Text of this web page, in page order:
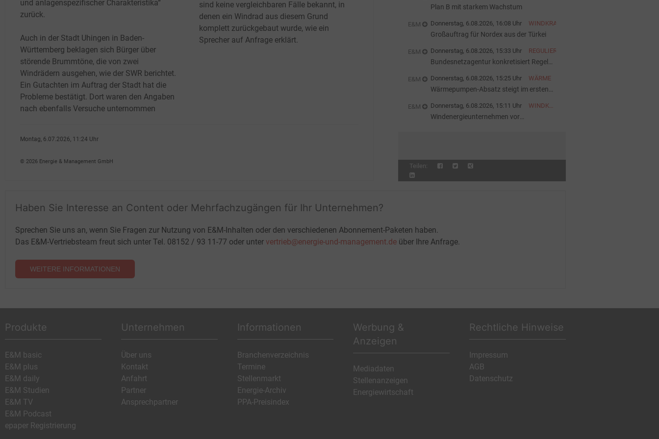
und anlagenspezifischer Charakteristika“
zurück.
Auch in der Stadt Uhingen in Baden-
Württemberg beklagen sich Bürger über
störende Brummtöne, die von zwei
Windrädern ausgehen, wie der SWR berichtet.
Ein Gutachten im Auftrag der Stadt hat die
Probleme bestätigt. Dort waren den Angaben
nach ebenfalls Versuche unternommen
sind keine vergleichbaren Fälle bekannt, in
denen ein Windrad aus diesem Grund
komplett zurückgebaut wurde, wie ein
Sprecher auf Anfrage erklärt.
Montag, 6.07.2026, 11:24 Uhr
© 2026 Energie & Management GmbH
Plan B mit starkem Wachstum
E&M Donnerstag, 6.08.2026, 16:08 Uhr WINDKRAFT
Großauftrag für Nordex aus der Türkei
E&M Donnerstag, 6.08.2026, 15:33 Uhr REGULIERUNG
Bundesnetzagentur konkretisiert Regeln
E&M Donnerstag, 6.08.2026, 15:25 Uhr WÄRME
Wärmepumpen-Absatz steigt im ersten
E&M Donnerstag, 6.08.2026, 15:11 Uhr
WINDKRAFT
Windenergieunternehmen vor
Teilen:
Haben Sie Interesse an Content oder Mehrfachzugängen für Ihr Unternehmen?
Sprechen Sie uns an, wenn Sie Fragen zur Nutzung von E&M-Inhalten oder den verschiedenen Abonnement-Paketen haben.
Das E&M-Vertriebsteam freut sich unter Tel. 08152 / 93 11-77 oder unter vertrieb@energie-und-management.de über Ihre Anfrage.
WEITERE INFORMATIONEN
Produkte
E&M basic
E&M plus
E&M daily
E&M Studien
E&M TV
E&M Podcast
epaper Registrierung
Unternehmen
Über uns
Kontakt
Anfahrt
Partner
Ansprechpartner
Informationen
Branchenverzeichnis
Termine
Stellenmarkt
Energie-Archiv
PPA-Preisindex
Werbung &
Anzeigen
Mediadaten
Stellenanzeigen
Energiewirtschaft
Rechtliche Hinweise
Impressum
AGB
Datenschutz